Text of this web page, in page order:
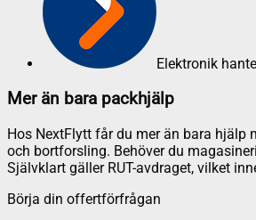
Elektronik
Mer än bara packhjälp
Hos NextFlytt får du mer än bara
och bortforsling. Behöver du
Självklart gäller RUT-avdraget, vilket
Börja din offertförfrågan